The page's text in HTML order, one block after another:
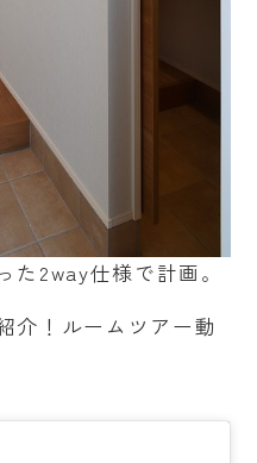
2way仕様で計画。
介！ルームツアー動